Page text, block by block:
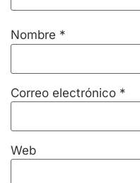
Nombre *
Correo electrónico *
Web